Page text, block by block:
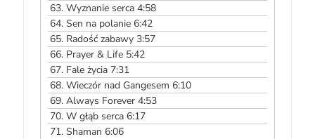
63.Wyznanie serca 4:58
64.Sen na polanie 6:42
65. Radość zabawy 3:57
66. Prayer & Life 5:42
67. Fale życia 7:31
68.Wieczór nad Gangesem 6:10
69.Always Forever 4:53
70.W głąb serca 6:17
71.Shaman 6:06